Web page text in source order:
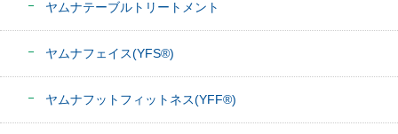
ヤムナテーブルトリートメント
ヤムナフェイス(YFS®)
ヤムナフットフィットネス(YFF®)